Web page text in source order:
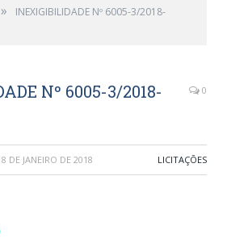
»
INEXIGIBILIDADE Nº 6005-3/2018-
Nº 6005-3/2018-
0
DE JANEIRO DE 2018 LICITAÇÕES